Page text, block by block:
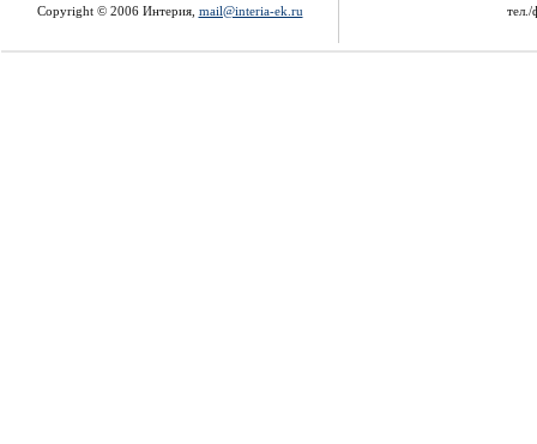
Copyright © 2006 Интерия, mail@interia-ek.ru